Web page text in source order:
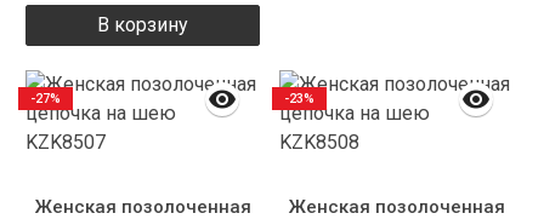
В корзину
Женская позолоченная
-27%
Женская позолоченная
-23%